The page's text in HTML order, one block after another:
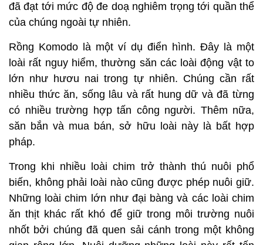
đã đạt tới mức độ đe doạ nghiêm trọng tới quần thể
của chúng ngoài tự nhiên.
Rồng Komodo là một ví dụ điển hình. Đây là một
loài rất nguy hiểm, thường săn các loài động vật to
lớn như hươu nai trong tự nhiên. Chúng cần rất
nhiều thức ăn, sống lâu và rất hung dữ và đã từng
có nhiều trường hợp tấn công người. Thêm nữa,
săn bắn và mua bán, sở hữu loài này là bất hợp
pháp.
Trong khi nhiều loài chim trở thành thú nuôi phổ
biến, không phải loài nào cũng được phép nuôi giữ.
Những loài chim lớn như đại bàng và các loài chim
ăn thịt khác rất khó để giữ trong môi trường nuôi
nhốt bởi chúng đã quen sải cánh trong một không